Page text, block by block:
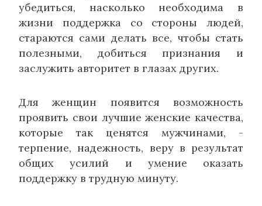
убедиться, насколько необходима в
жизни поддержка со стороны людей,
стараются сами делать все, чтобы стать
полезными, добиться признания и
заслужить авторитет в глазах других.
Для женщин появится возможность
проявить свои лучшие женские качества,
которые так ценятся мужчинами, -
терпение, надежность, веру в результат
общих усилий и умение оказать
поддержку в трудную минуту.